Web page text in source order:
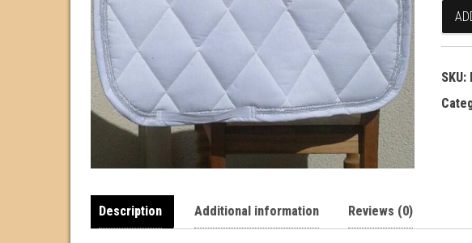
SKU:
Description Additional information Reviews (0)